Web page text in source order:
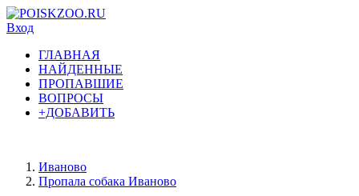
Вход
ГЛАВНАЯ
НАЙДЕННЫЕ
ПРОПАВШИЕ
ВОПРОСЫ
+ДОБАВИТЬ
Иваново
Пропала собака Иваново